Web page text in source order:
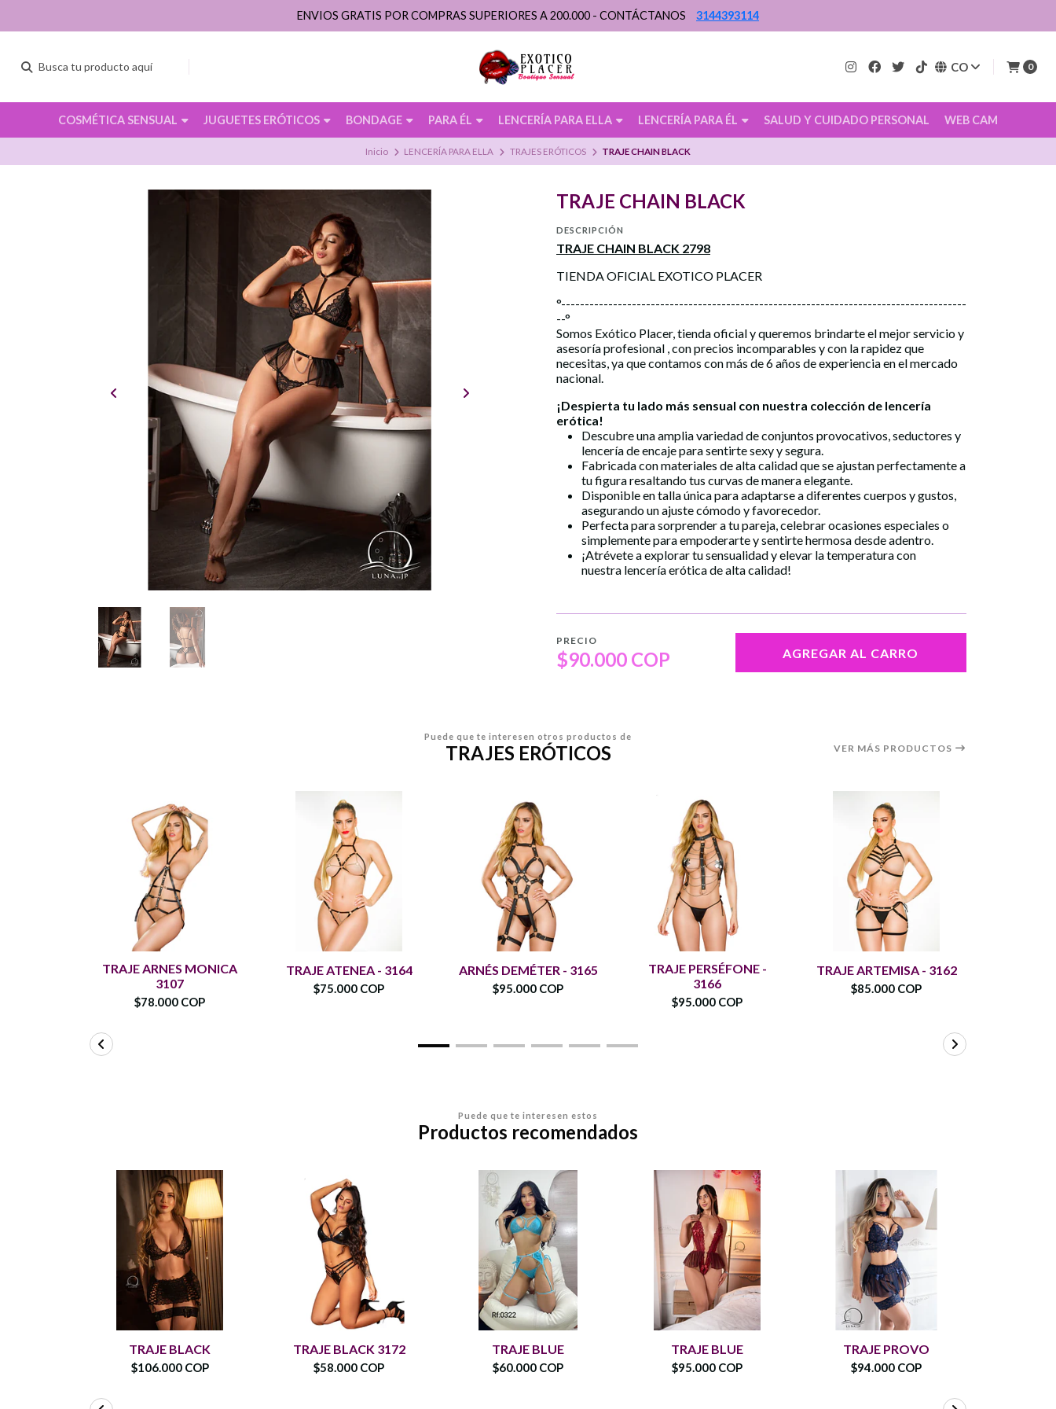
CO 0
COSMÉTICA SENSUAL JUGUETES ERÓTICOS BONDAGE PARA ÉL LENCERÍA PARA ELLA LENCERÍA PARA ÉL SALUD Y CUIDADO PERSONAL WEB CAM
ENVIOS GRATIS POR COMPRAS SUPERIORES A 200.000 - CONTÁCTANOS 3144393114
Inicio LENCERÍA PARA ELLA TRAJES ERÓTICOS TRAJE CHAIN BLACK
TRAJE CHAIN BLACK
DESCRIPCIÓN
TRAJE CHAIN BLACK 2798
TIENDA OFICIAL EXOTICO PLACER
°--------------------------------------------------------------------------------------
--°
Somos Exótico Placer, tienda oficial y queremos brindarte el mejor servicio y
asesoría profesional , con precios incomparables y con la rapidez que
necesitas, ya que contamos con más de 6 años de experiencia en el mercado
nacional.
¡Despierta tu lado más sensual con nuestra colección de lencería
erótica!
Descubre una amplia variedad de conjuntos provocativos, seductores y
lencería de encaje para sentirte sexy y segura.
Fabricada con materiales de alta calidad que se ajustan perfectamente a
tu figura resaltando tus curvas de manera elegante.
Disponible en talla única para adaptarse a diferentes cuerpos y gustos,
asegurando un ajuste cómodo y favorecedor.
Perfecta para sorprender a tu pareja, celebrar ocasiones especiales o
simplemente para empoderarte y sentirte hermosa desde adentro.
¡Atrévete a explorar tu sensualidad y elevar la temperatura con
nuestra lencería eróticade alta calidad!
PRECIO
$90.000 COP AGREGAR AL CARRO
Puede que te interesen otros productos de
TRAJES ERÓTICOS VER MÁS PRODUCTOS
TRAJE ARNES MONICA
3107
$78.000 COP
TRAJE ATENEA - 3164
$75.000 COP
ARNÉS DEMÉTER - 3165
$95.000 COP
TRAJE PERSÉFONE -
3166
$95.000 COP
TRAJE ARTEMISA - 3162
$85.000 COP
Puede que te interesen estos
Productos recomendados
TRAJE BLACK
$106.000 COP
TRAJE BLACK 3172
$58.000 COP
TRAJE BLUE
$60.000 COP
TRAJE BLUE
$95.000 COP
TRAJE PROVO
$94.000 COP